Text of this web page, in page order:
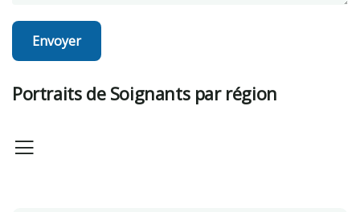
Portraits de Soignants par région